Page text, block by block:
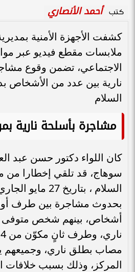
كتب أحمد الأنصاري
كشفت الأجهزة الأمنية
ملابسات مقطع فيديو عبر
الاجتماعي، تضمن وقوع
نارية بين عدد من الأشخاص
السلام
مشاجرة بأسلحة نارية
كان اللواء دكتور حسن عبد
سوهاج، قد تلقي إخطارا من
السلام ، بتاريخ
أشخاص، بينهم شخص
مصاب بطلق ناري، وجميعهم
المركز، وذلك بسبب خلافات